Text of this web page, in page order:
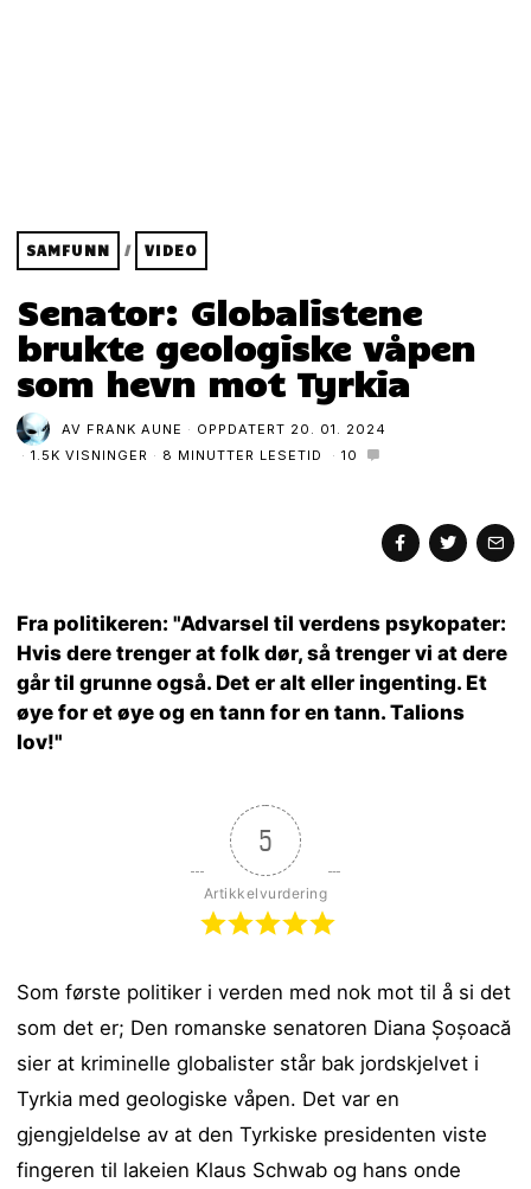
SAMFUNN / VIDEO
Senator: Globalistene
brukte geologiske våpen
som hevn mot Tyrkia
AV FRANK AUNE OPPDATERT 20. 01. 2024
1.5K VISNINGER
8 MINUTTER LESETID 10
Fra politikeren: "Advarsel til verdens psykopater:
Hvis dere trenger at folk dør, så trenger vi at dere
går til grunne også. Det er alt eller ingenting. Et
øye for et øye og en tann for en tann. Talions
lov!"
5
Artikkelvurdering
Som første politiker i verden med nok mot til å si det
som det er; Den romanske senatoren Diana Șoșoacă
sier at kriminelle globalister står bak jordskjelvet i
Tyrkia med geologiske våpen. Det var en
gjengjeldelse av at den Tyrkiske presidenten viste
fingeren til lakeien Klaus Schwab og hans onde